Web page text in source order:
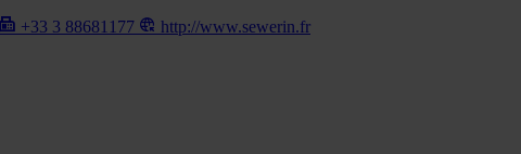
+33 3 88681177 http://www.sewerin.fr